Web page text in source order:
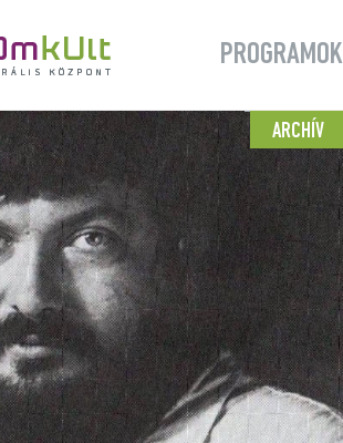
PROGRAMOK
ARCHÍV